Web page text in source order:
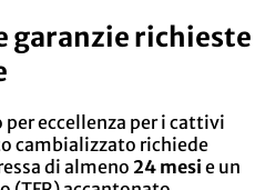
garanzie richieste
eccellenza per i cattivi
cambializzato richiede
di almeno 24 mesi e un